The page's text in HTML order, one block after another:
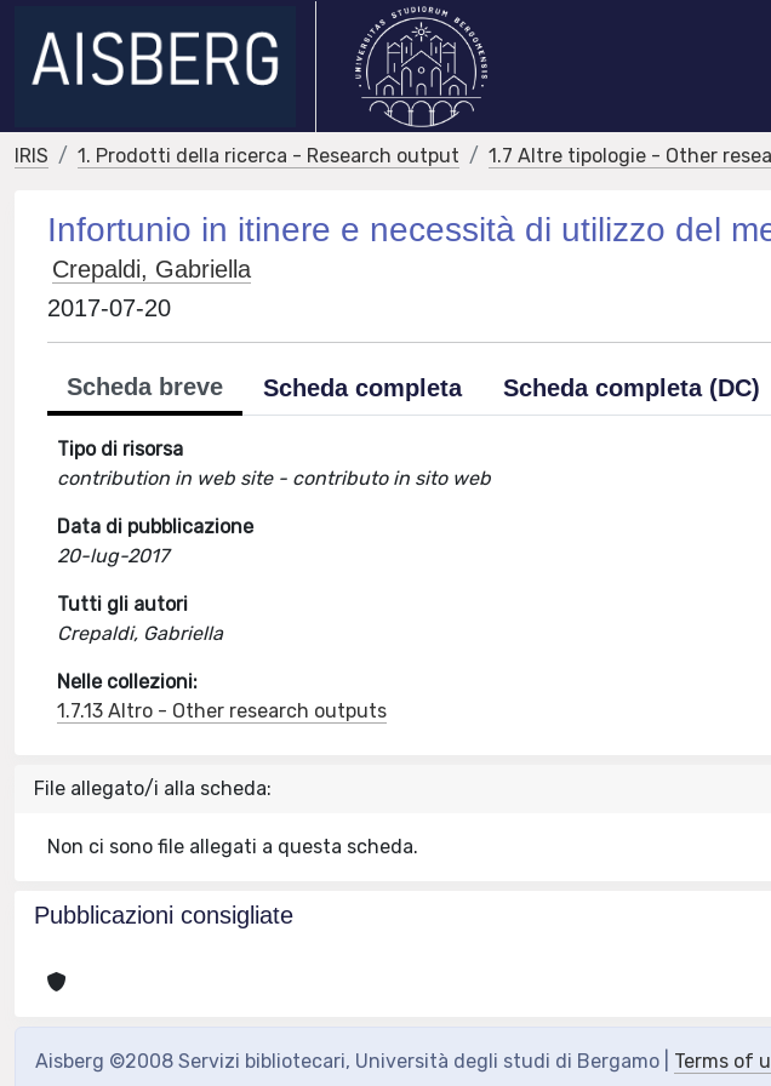
IRIS 1. Prodotti della ricerca - Research output 1.7 Altre tipologie - Other
Infortunio in itinere e necessità di utilizzo del
Crepaldi, Gabriella
2017-07-20
Scheda breve Scheda completa Scheda completa (DC)
Tipo di risorsa
contribution in web site - contributo in sito web
Data di pubblicazione
20-lug-2017
Tutti gli autori
Crepaldi, Gabriella
Nelle collezioni:
1.7.13 Altro - Other research outputs
File allegato/i alla scheda:
Non ci sono file allegati a questa scheda.
Pubblicazioni consigliate
Aisberg ©2008 Servizi bibliotecari, Università degli studi di Bergamo | Terms of